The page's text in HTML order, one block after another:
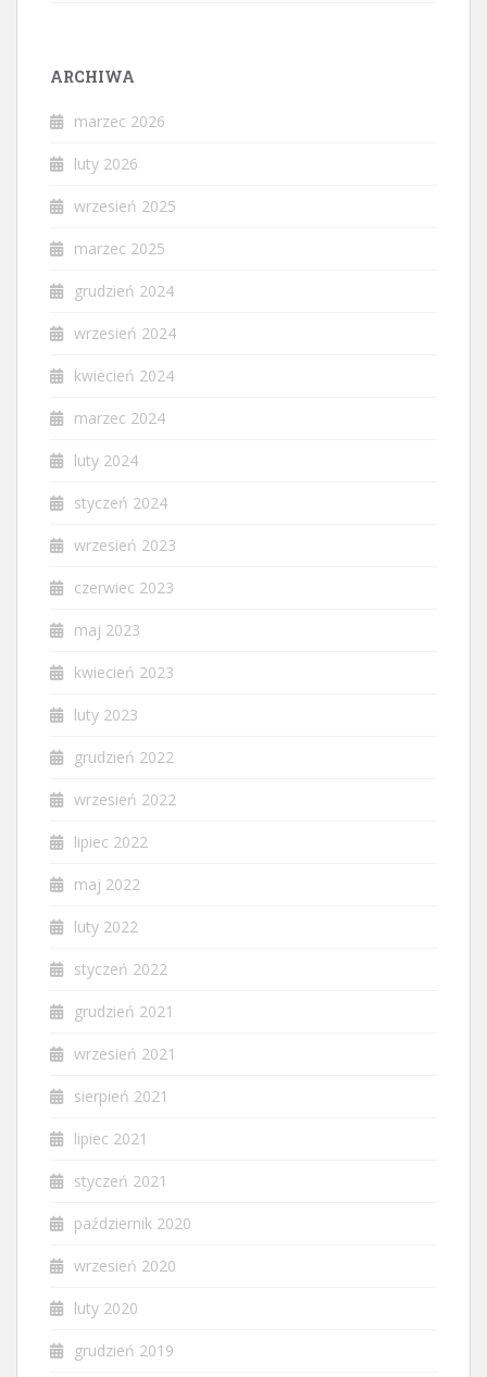
ARCHIWA
marzec 2026
luty 2026
wrzesień 2025
marzec 2025
grudzień 2024
wrzesień 2024
kwiecień 2024
marzec 2024
luty 2024
styczeń 2024
wrzesień 2023
czerwiec 2023
maj 2023
kwiecień 2023
luty 2023
grudzień 2022
wrzesień 2022
lipiec 2022
maj 2022
luty 2022
styczeń 2022
grudzień 2021
wrzesień 2021
sierpień 2021
lipiec 2021
styczeń 2021
październik 2020
wrzesień 2020
luty 2020
grudzień 2019